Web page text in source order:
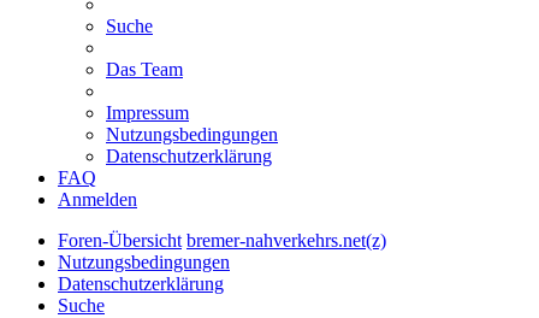
Suche
Das Team
Impressum
Nutzungsbedingungen
Datenschutzerklärung
FAQ
Anmelden
Foren-Übersicht bremer-nahverkehrs.net(z)
Nutzungsbedingungen
Datenschutzerklärung
Suche